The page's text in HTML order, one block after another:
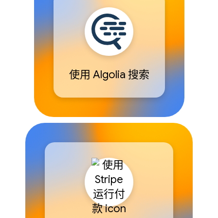
使用 Algolia 搜索